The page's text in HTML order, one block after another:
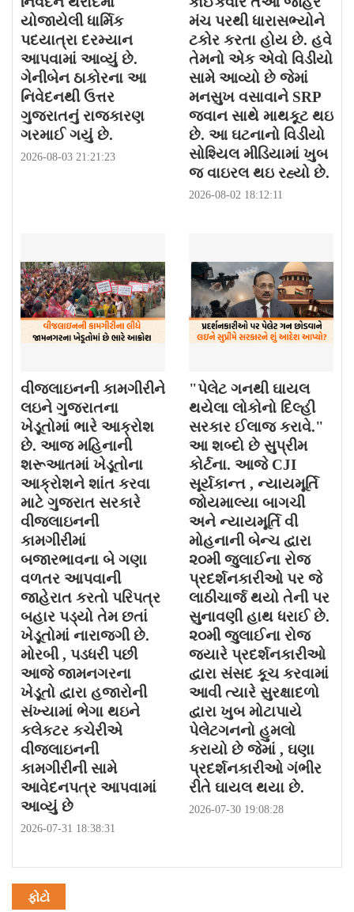
યોજાયેલી ધાર્મિક
પદયાત્રા દરમ્યાન
આપવામાં આવ્યું છે.
ગેનીબેન ઠાકોરના આ
નિવેદનથી ઉત્તર
ગુજરાતનું રાજકારણ
ગરમાઈ ગયું છે.
2026-08-03 21:21:23
મંચ પરથી ધારાસભ્યોને
ટકોર કરતા હોય છે. હવે
તેમનો એક એવો વિડીયો
સામે આવ્યો છે જેમાં
મનસુખ વસાવાને SRP
જવાન સાથે માથકૂટ થઇ
છે. આ ઘટનાનો વિડીયો
સોશ્યિલ મીડિયામાં ખુબ
જ વાઇરલ થઇ રહ્યો છે.
2026-08-02 18:12:11
વીજલાઇનની કામગીરીને
લઇને ગુજરાતના
ખેડૂતોમાં ભારે આક્રોશ
છે. આજ મહિનાની
શરૂઆતમાં ખેડૂતોના
આક્રોશને શાંત કરવા
માટે ગુજરાત સરકારે
વીજલાઇનની
કામગીરીમાં
બજારભાવના બે ગણા
વળતર આપવાની
જાહેરાત કરતો પરિપત્ર
બહાર પડ્યો તેમ છતાં
ખેડૂતોમાં નારાજગી છે.
મોરબી , પડધરી પછી
આજે જામનગરના
ખેડૂતો દ્વારા હજારોની
સંખ્યામાં ભેગા થઇને
કલેકટર કચેરીએ
વીજલાઇનની
કામગીરીની સામે
આવેદનપત્ર આપવામાં
આવ્યું છે
2026-07-31 18:38:31
"પેલેટ ગનથી ઘાયલ
થયેલા લોકોનો દિલ્હી
સરકાર ઈલાજ કરાવે."
આ શબ્દો છે સુપ્રીમ
કોર્ટના. આજે CJI
સૂર્યકાન્ત , ન્યાયમૂર્તિ
જોયમાલ્યા બાગચી
અને ન્યાયમૂર્તિ વી
મોહનાની બેન્ચ દ્વારા
૨૦મી જુલાઈના રોજ
પ્રદર્શનકારીઓ પર જે
લાઠીચાર્જ થયો તેની પર
સુનાવણી હાથ ધરાઈ છે.
૨૦મી જુલાઈના રોજ
જયારે પ્રદર્શનકારીઓ
દ્વારા સંસદ કૂચ કરવામાં
આવી ત્યારે સુરક્ષાદળો
દ્વારા ખુબ મોટાપાયે
પેલેટગનનો હુમલો
કરાયો છે જેમાં , ઘણા
પ્રદર્શનકારીઓ ગંભીર
રીતે ઘાયલ થયા છે.
2026-07-30 19:08:28
ફોટો